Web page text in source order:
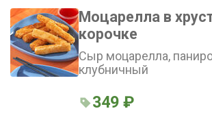
Моцарелла в
корочке
Сыр моцарелла,
клубничный
349 ₽